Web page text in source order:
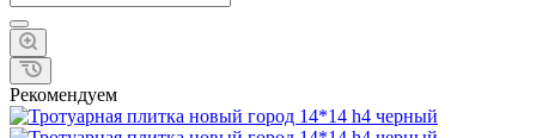
Рекомендуем